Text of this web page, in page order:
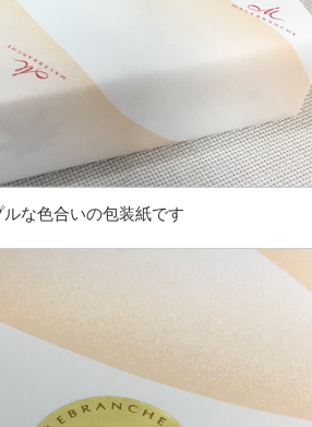
な色合いの包装紙です